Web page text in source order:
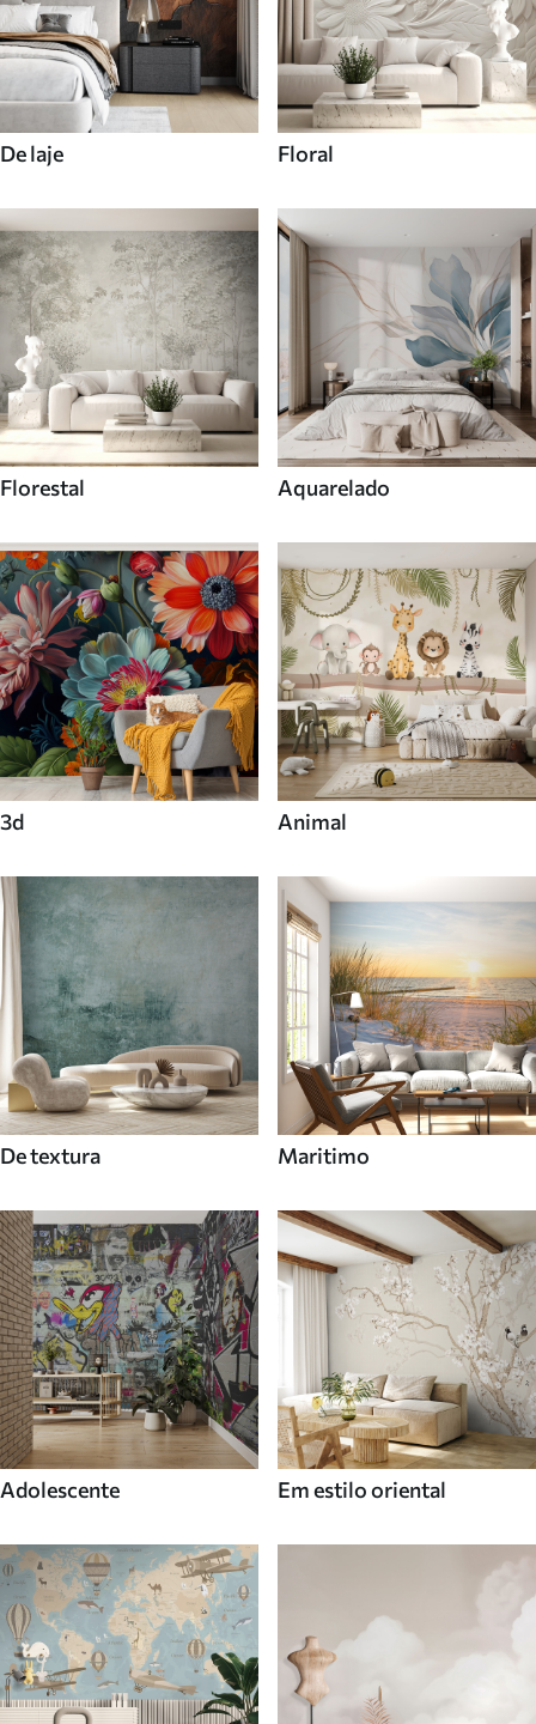
De laje Floral
Florestal Aquarelado
3d Animal
De textura Maritimo
Adolescente Em estilo oriental